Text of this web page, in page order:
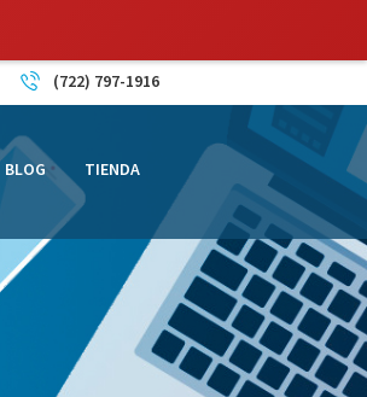
(722) 797-1916
BLOG TIENDA